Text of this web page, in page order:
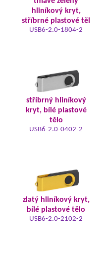
hliníkový kryt,
stříbrné plastové těl
USB6-2.0-1804-2
stříbrný hliníkový
kryt, bílé plastové
tělo
USB6-2.0-0402-2
zlatý hliníkový kryt,
bílé plastové tělo
USB6-2.0-2102-2